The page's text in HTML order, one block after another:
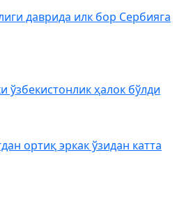
даврида илк бор Сербияга
ўзбекистонлик ҳалок бўлди
ортиқ эркак ўзидан катта